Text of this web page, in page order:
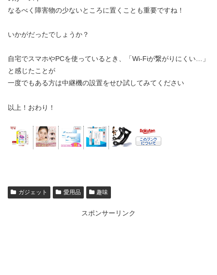
なるべく障害物の少ないところに置くことも重要ですね！
いかがだったでしょうか？
自宅でスマホやPCを使っているとき、「Wi-Fiが繋がりにくい…」
と感じたことが
一度でもある方は中継機の設置をせひ試してみてください
以上！おわり！
ガジェット 愛用品 趣味
スポンサーリンク